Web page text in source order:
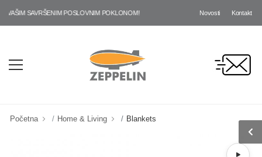
SAVRŠENIM POSLOVNIM POKLONOM! Novosti Kontakt
Početna Home & Living Blankets